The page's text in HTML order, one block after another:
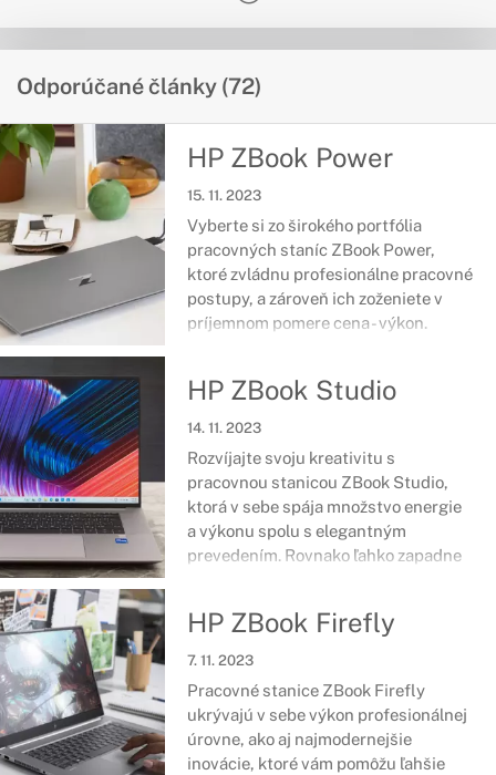
Odporúčané články (72)
HP ZBook Power
15. 11. 2023
Vyberte si zo širokého portfólia
pracovných staníc ZBook Power,
ktoré zvládnu profesionálne pracovné
postupy, a zároveň ich zoženiete v
príjemnom pomere cena - výkon.
certifikáciou odolnosti vás podržia aj
v ťažkých chvíľach každodenných
HP ZBook Studio
14. 11. 2023
Rozvíjajte svoju kreativitu s
pracovnou stanicou ZBook Studio,
ktorá v sebe spája množstvo energie
a výkonu spolu s elegantným
prevedením. Rovnako ľahko zapadne
dizajnové aplikácie.
HP ZBook Firefly
7. 11. 2023
Pracovné stanice ZBook Firefly
ukrývajú v sebe výkon profesionálnej
úrovne, ako aj najmodernejšie
inovácie, ktoré vám pomôžu ľahšie